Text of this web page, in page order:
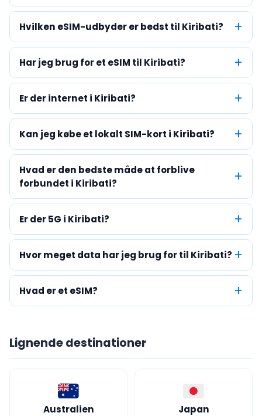
Hvilken eSIM-udbyder er bedst til Kiribati?
Har jeg brug for et eSIM til Kiribati?
Er der internet i Kiribati?
Kan jeg købe et lokalt SIM-kort i Kiribati?
Hvad er den bedste måde at forblive
forbundet i Kiribati?
Er der 5G i Kiribati?
Hvor meget data har jeg brug for til Kiribati?
Hvad er et eSIM?
Lignende destinationer
Australien Japan